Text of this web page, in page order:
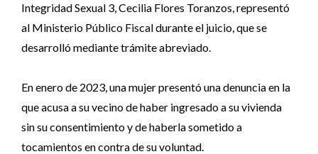
Integridad Sexual 3, Cecilia Flores Toranzos, representó
al Ministerio Público Fiscal durante el juicio, que se
desarrolló mediante trámite abreviado.
En enero de 2023, una mujer presentó una denuncia en la
que acusa a su vecino de haber ingresado a su vivienda
sin su consentimiento y de haberla sometido a
tocamientos en contra de su voluntad.